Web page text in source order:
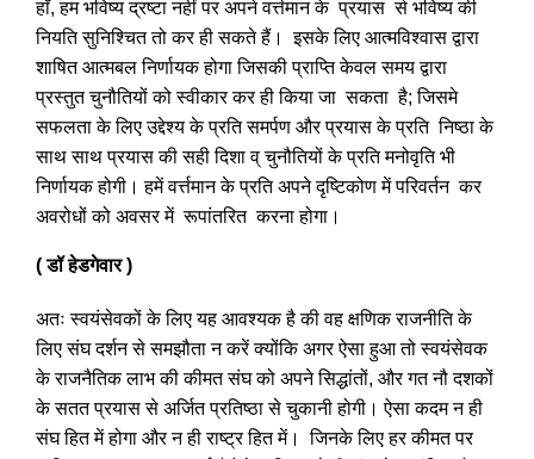
हाँ, हम भविष्य द्रष्टा नहीं पर अपने वर्त्तमान के प्रयास से भविष्य की
नियति सुनिश्चित तो कर ही सकते हैं। इसके लिए आत्मविश्वास द्वारा
शाषित आत्मबल निर्णायक होगा जिसकी प्राप्ति केवल समय द्वारा
प्रस्तुत चुनौतियों को स्वीकार कर ही किया जा सकता है; जिसमे
सफलता के लिए उद्देश्य के प्रति समर्पण और प्रयास के प्रति निष्ठा के
साथ साथ प्रयास की सही दिशा व् चुनौतियों के प्रति मनोवृति भी
निर्णायक होगी। हमें वर्त्तमान के प्रति अपने दृष्टिकोण में परिवर्तन कर
अवरोधों को अवसर में रूपांतरित करना होगा।
( डॉ हेडगेवार )
अतः स्वयंसेवकों के लिए यह आवश्यक है की वह क्षणिक राजनीति के
लिए संघ दर्शन से समझौता न करें क्योंकि अगर ऐसा हुआ तो स्वयंसेवक
के राजनैतिक लाभ की कीमत संघ को अपने सिद्धांतों, और गत नौ दशकों
के सतत प्रयास से अर्जित प्रतिष्ठा से चुकानी होगी। ऐसा कदम न ही
संघ हित में होगा और न ही राष्ट्र हित में। जिनके लिए हर कीमत पर